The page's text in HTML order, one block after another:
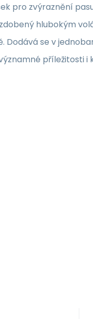
pro zvýraznění
hlubokým
se v
příležitosti i